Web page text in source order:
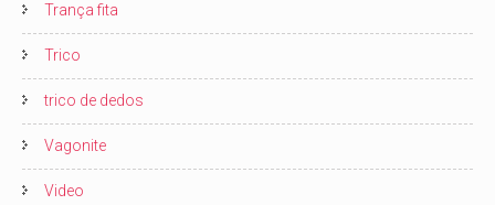
Trança fita
Trico
trico de dedos
Vagonite
Video